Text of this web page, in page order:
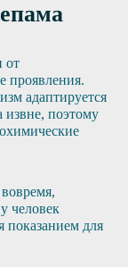
от
проявления.
адаптируется
извне, поэтому
человек
показанием для